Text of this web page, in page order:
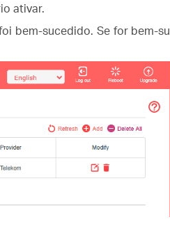
ativar.
bem-sucedido. Se for bem-